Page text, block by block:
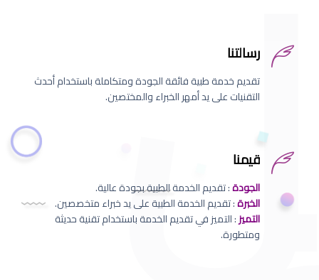
رسالتنا
تقديم خدمة طبية فائقة الجودة ومتكاملة باستخدام أحدث
التقنيات على يد أمهر الخبراء والمختصين.
قيمنا
الجودة: تقديم الخدمة الطبية بجودة عالية.
الخبرة: تقديم الخدمة الطبية على يد خبراء متخصصين.
التميز: التميز في تقديم الخدمة باستخدام تقنية حديثة
ومتطورة.